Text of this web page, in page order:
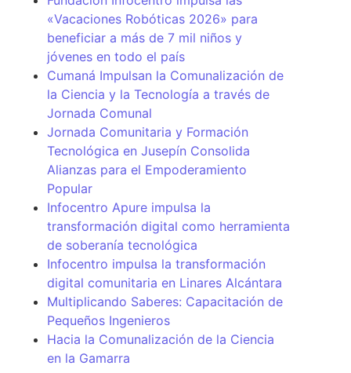
«Vacaciones Robóticas 2026» para
beneficiar a más de 7 mil niños y
jóvenes en todo el país
Cumaná Impulsan la Comunalización de
la Ciencia y la Tecnología a través de
Jornada Comunal
Jornada Comunitaria y Formación
Tecnológica en Jusepín Consolida
Alianzas para el Empoderamiento
Popular
Infocentro Apure impulsa la
transformación digital como herramienta
de soberanía tecnológica
Infocentro impulsa la transformación
digital comunitaria en Linares Alcántara
Multiplicando Saberes: Capacitación de
Pequeños Ingenieros
Hacia la Comunalización de la Ciencia
en la Gamarra